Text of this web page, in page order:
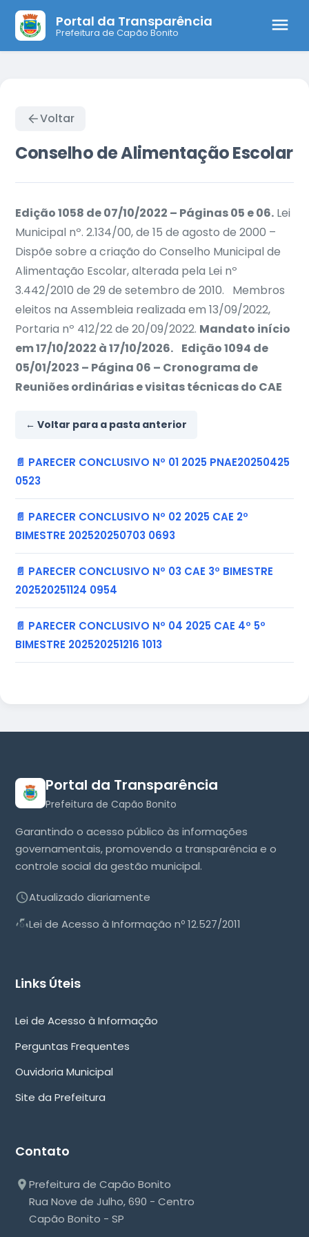
Portal da Transparência
Prefeitura de Capão Bonito
Voltar
Conselho de Alimentação Escolar
Edição 1058 de 07/10/2022 – Páginas 05 e 06. Lei
Municipal nº. 2.134/00, de 15 de agosto de 2000 –
Dispõe sobre a criação do Conselho Municipal de
Alimentação Escolar, alterada pela Lei nº
3.442/2010 de 29 de setembro de 2010.
Membros
eleitos na Assembleia realizada em 13/09/2022,
Portaria nº 412/22 de 20/09/2022. Mandato início
em 17/10/2022 à 17/10/2026. Edição 1094 de
05/01/2023 – Página 06 – Cronograma de
Reuniões ordinárias e visitas técnicas do CAE
← Voltar para a pasta anterior
📄 PARECER CONCLUSIVO Nº 01 2025 PNAE20250425
0523
📄 PARECER CONCLUSIVO Nº 02 2025 CAE 2º
BIMESTRE 202520250703 0693
📄 PARECER CONCLUSIVO Nº 03 CAE 3º BIMESTRE
202520251124 0954
📄 PARECER CONCLUSIVO Nº 04 2025 CAE 4º 5º
BIMESTRE 202520251216 1013
Portal da Transparência
Prefeitura de Capão Bonito
Garantindo o acesso público às informações
governamentais, promovendo a transparência e o
controle social da gestão municipal.
Atualizado diariamente
Lei de Acesso à Informação nº 12.527/2011
Links Úteis
Lei de Acesso à Informação
Perguntas Frequentes
Ouvidoria Municipal
Site da Prefeitura
Contato
Prefeitura de Capão Bonito
Rua Nove de Julho, 690 - Centro
Capão Bonito - SP